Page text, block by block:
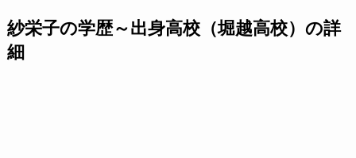
紗栄子の学歴～出身高校（堀越高校）の詳
細